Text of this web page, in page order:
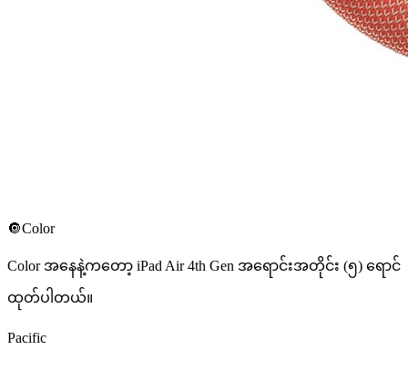
🔘Color
Color အနေနဲ့ကတော့ iPad Air 4th Gen အရောင်းအတိုင်း (၅) ရောင်
ထုတ်ပါတယ်။
Pacific